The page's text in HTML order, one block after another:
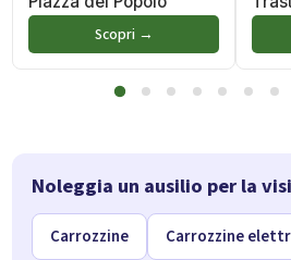
Scopri →
Noleggia un ausilio per la
Carrozzine Carrozzine